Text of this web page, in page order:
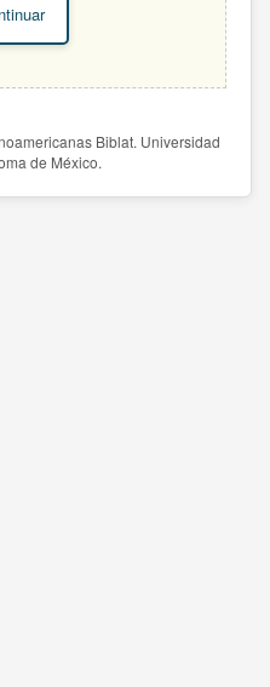
Biblat. Universidad
de México.